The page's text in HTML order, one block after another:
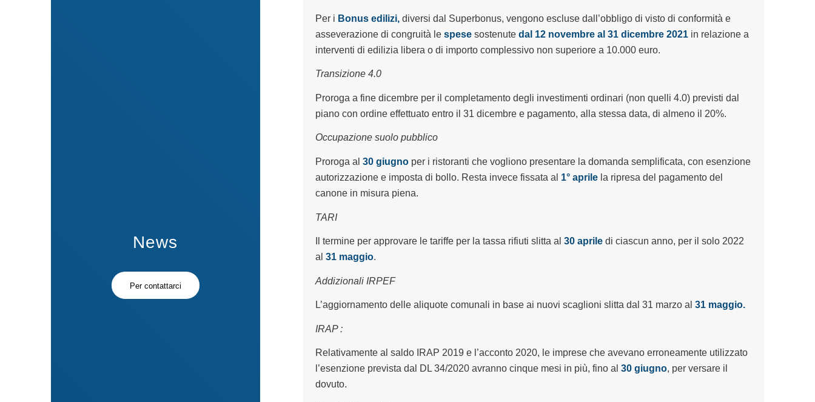
News
Per contattarci
Per i Bonus edilizi, diversi dal Superbonus, vengono escluse dall’obbligo di visto di conformità e
asseverazione di congruità le spese sostenute dal 12 novembre al 31 dicembre 2021in relazione a
interventi di edilizia libera o di importo complessivo non superiore a 10.000 euro.
Transizione 4.0
Proroga a fine dicembre per il completamento degli investimenti ordinari (non quelli 4.0) previsti dal
piano con ordine effettuato entro il 31 dicembre e pagamento, alla stessa data, di almeno il 20%.
Occupazione suolo pubblico
Proroga al 30 giugnoper i ristoranti che vogliono presentare la domanda semplificata, con esenzione
autorizzazione e imposta di bollo. Resta invece fissata al 1° aprile la ripresa del pagamento del
canone in misura piena.
TARI
Il termine per approvare le tariffe per la tassa rifiuti slitta al 30 apriledi ciascun anno, per il solo 2022
al 31 maggio.
Addizionali IRPEF
L’aggiornamento delle aliquote comunali in base ai nuovi scaglioni slitta dal 31 marzo al 31 maggio.
IRAP :
Relativamente al saldo IRAP 2019 e l’acconto 2020, le imprese che avevano erroneamente utilizzato
l’esenzione prevista dal DL 34/2020 avranno cinque mesi in più, fino al 30 giugno, per versare il
dovuto.